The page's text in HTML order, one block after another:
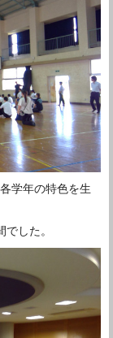
学年の特色を生
した。